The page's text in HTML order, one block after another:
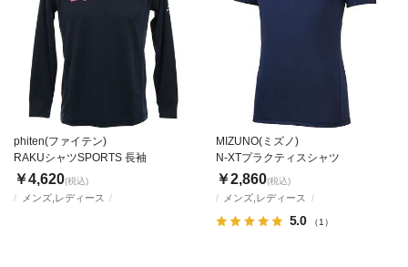
メンズ,レディース
phiten(ファイテン)
RAKUシャツSPORTS 長袖
￥4,620(税込)
メンズ,レディース
5.0 （1）
MIZUNO(ミズノ)
N-XTプラクティスシャツ
￥2,860(税込)